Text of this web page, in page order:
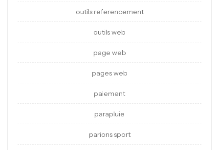
outils referencement
outils web
page web
pages web
paiement
parapluie
parions sport